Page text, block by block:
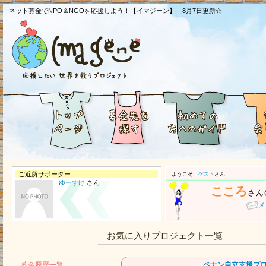
ネット募金でNPO＆NGOを応援しよう！【イマジーン】 8月7日更新☆
ご近所サポーター
ゆーすけ さん
ようこそ、 ゲスト さん
こころ さん
お気に入りプロジェクト一覧